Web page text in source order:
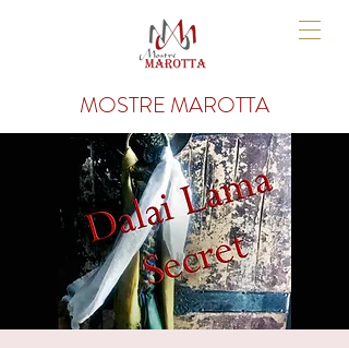
MOSTRE MAROTTA